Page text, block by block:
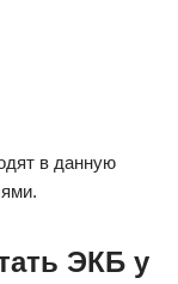
в данную
ЭКБ у